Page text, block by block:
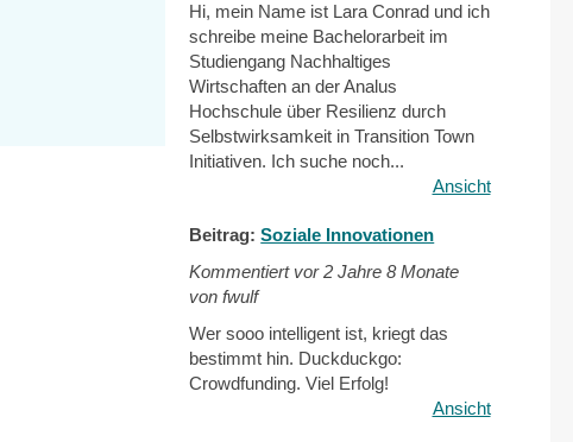
Hi, mein Name ist Lara Conrad und ich
schreibe meine Bachelorarbeit im
Studiengang Nachhaltiges
Wirtschaften an der Analus
Hochschule über Resilienz durch
Selbstwirksamkeit in Transition Town
Initiativen. Ich suche noch...
Ansicht
Beitrag:Soziale Innovationen
Kommentiert vor2 Jahre 8 Monate
von fwulf
Wer sooo intelligent ist, kriegt das
bestimmt hin. Duckduckgo:
Crowdfunding. Viel Erfolg!
Ansicht